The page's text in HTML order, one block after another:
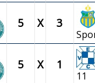
5 X 3
5 X 1
11